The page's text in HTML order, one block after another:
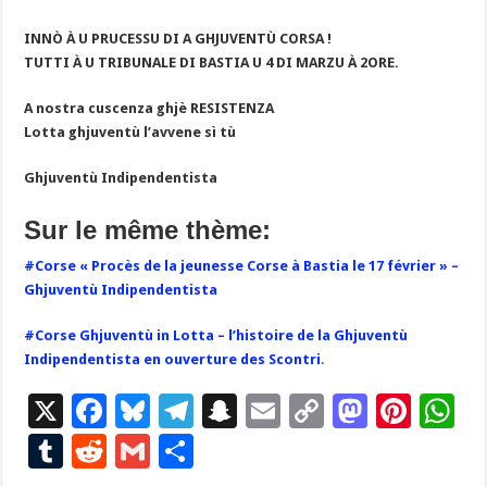
INNÒ À U PRUCESSU DI A GHJUVENTÙ CORSA !
TUTTI À U TRIBUNALE DI BASTIA U 4 DI MARZU À 2ORE.
A nostra cuscenza ghjè RESISTENZA
Lotta ghjuventù l’avvene sì tù
Ghjuventù Indipendentista
Sur le même thème:
#Corse « Procès de la jeunesse Corse à Bastia le 17 février » –
Ghjuventù Indipendentista
#Corse Ghjuventù in Lotta – l’histoire de la Ghjuventù
Indipendentista en ouverture des Scontri.
X
F
ac
Bl
u
T
S
E
C
M Pi
T
R
G